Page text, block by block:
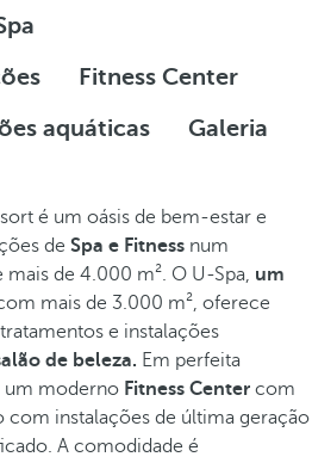
Fitness Center
aquáticas
Galeria
é um oásis de bem-estar e
de Spa e Fitness num
de 4.000 m². O U-Spa, um
mais de 3.000 m², oferece
e instalações
de beleza. Em perfeita
um moderno Fitness Center com
com instalações de última geração
A comodidade é